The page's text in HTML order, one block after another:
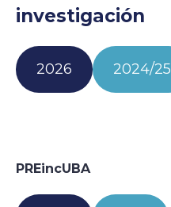
investigación
2026 2024/25
PREincUBA